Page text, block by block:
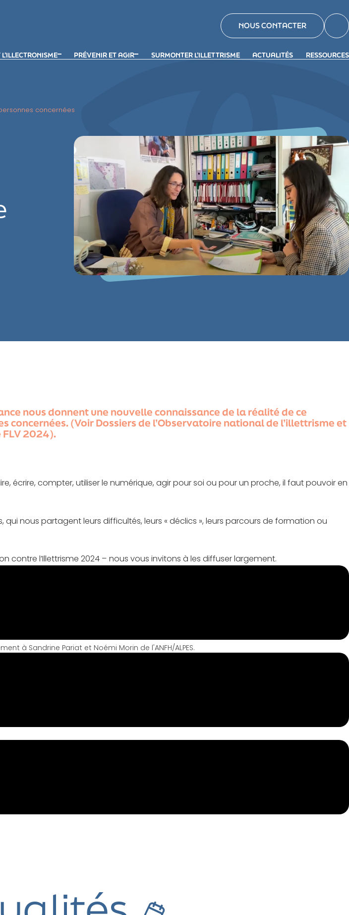
PRÉVENIR ET AGIR SURMONTER L’ILLETTRISME ACTUALITÉS RESSOURCES
NOUS CONTACTER
concernées
nous donnent une nouvelle connaissance de la réalité de ce
(Voir Dossiers de l’Observatoire national de l’illettrisme et
FLV 2024).
écrire, compter, utiliser le numérique, agir pour soi ou pour un proche, il faut pouvoir en
nous partagent leurs difficultés, leurs « déclics », leurs parcours de formation ou
contre l’Illettrisme 2024 – nous vous invitons à les diffuser largement.
à Sandrine Pariat et Noémi Morin de l'ANFH/ALPES.